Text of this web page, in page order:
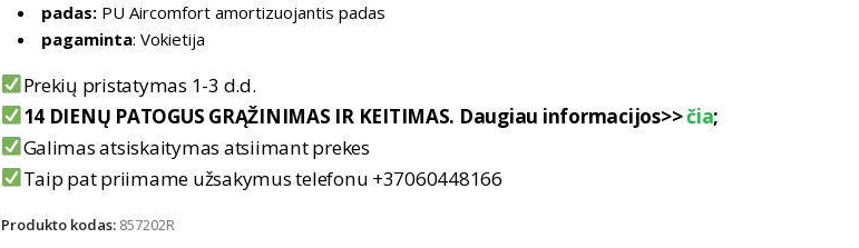
padas: PU Aircomfort amortizuojantis padas
pagaminta: Vokietija
Prekių pristatymas 1-3 d.d.
14 DIENŲ PATOGUS GRĄŽINIMAS IR KEITIMAS. Daugiau informacijos>>čia;
Galimas atsiskaitymas atsiimant prekes
Taip pat priimame užsakymus telefonu +37060448166
Produkto kodas: 857202R